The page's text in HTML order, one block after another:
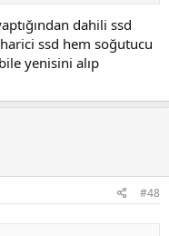
havalandırma şart.
dahili ssd
ssd hem soğutucu
yenisini alıp
#48